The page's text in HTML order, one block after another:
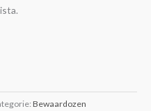
Bewaardozen